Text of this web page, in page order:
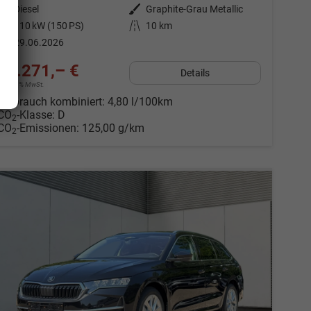
Diesel Außenfarbe
Graphite-Grau Metallic
110 kW (150 PS) Kilometerstand
10 km
29.06.2026
34.271,– €
incl. 19% MwSt.
Details
Verbrauch kombiniert: 4,80 l/100km
2-Klasse: D
2-Emissionen: 125,00 g/km